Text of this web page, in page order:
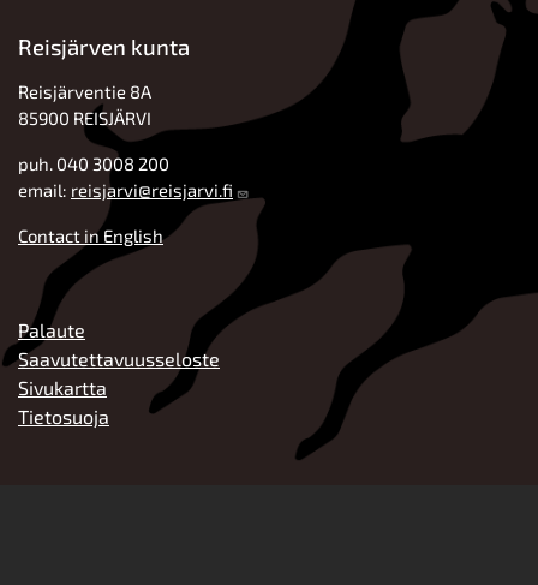
Reisjärven kunta
Reisjärventie 8A
85900 REISJÄRVI
puh. 040 3008 200
email: reisjarvi@reisjarvi.fi
Contact in English
ALATUNNISTE
Palaute
Saavutettavuusseloste
Sivukartta
Tietosuoja